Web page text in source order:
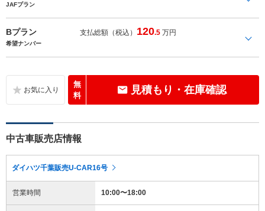
JAFプラン
Bプラン 支払総額（税込） 120.5 万円
希望ナンバー
無
料
見積もり・在庫確認
中古車販売店情報
ダイハツ千葉販売U-CAR16号
営業時間 10:00〜18:00